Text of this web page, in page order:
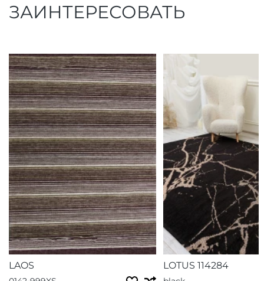
ЗАИНТЕРЕСОВАТЬ
LAOS LOTUS 114284